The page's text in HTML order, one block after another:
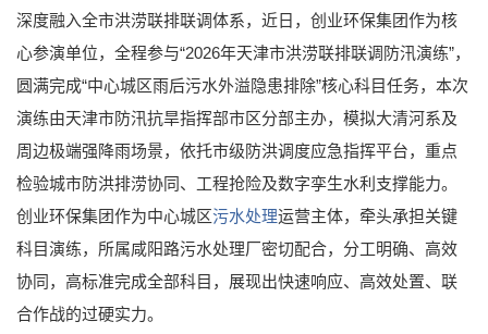
深度融入全市洪涝联排联调体系，近日，创业环保集团作为核
心参演单位，全程参与“2026年天津市洪涝联排联调防汛演练”，
圆满完成“中心城区雨后污水外溢隐患排除”核心科目任务，本次
演练由天津市防汛抗旱指挥部市区分部主办，模拟大清河系及
周边极端强降雨场景，依托市级防洪调度应急指挥平台，重点
检验城市防洪排涝协同、工程抢险及数字孪生水利支撑能力。
创业环保集团作为中心城区污水处理运营主体，牵头承担关键
科目演练，所属咸阳路污水处理厂密切配合，分工明确、高效
协同，高标准完成全部科目，展现出快速响应、高效处置、联
合作战的过硬实力。